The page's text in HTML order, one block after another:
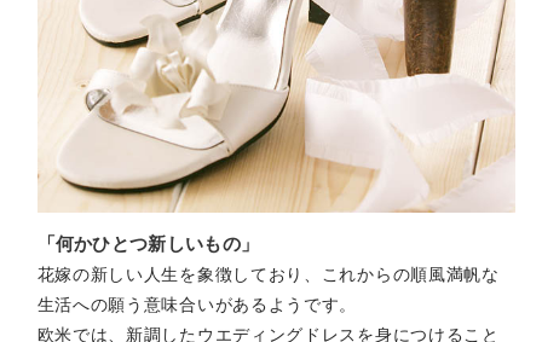
「何かひとつ新しいもの」
花嫁の新しい人生を象徴しており、これからの順風満帆な
生活への願う意味合いがあるようです。
欧米では、新調したウエディングドレスを身につけること